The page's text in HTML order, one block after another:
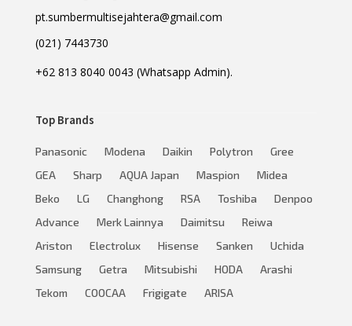
pt.sumbermultisejahtera@gmail.com
(021) 7443730
+62 813 8040 0043 (Whatsapp Admin).
Top Brands
Panasonic Modena Daikin Polytron
Gree
GEA
Sharp AQUA Japan Maspion
Midea
Beko
LG Changhong RSA Toshiba
Denpoo
Advance
Merk Lainnya Daimitsu
Reiwa
Ariston
Electrolux Hisense Sanken
Uchida
Samsung
Getra Mitsubishi HODA
Arashi
Tekom
COOCAA Frigigate ARISA